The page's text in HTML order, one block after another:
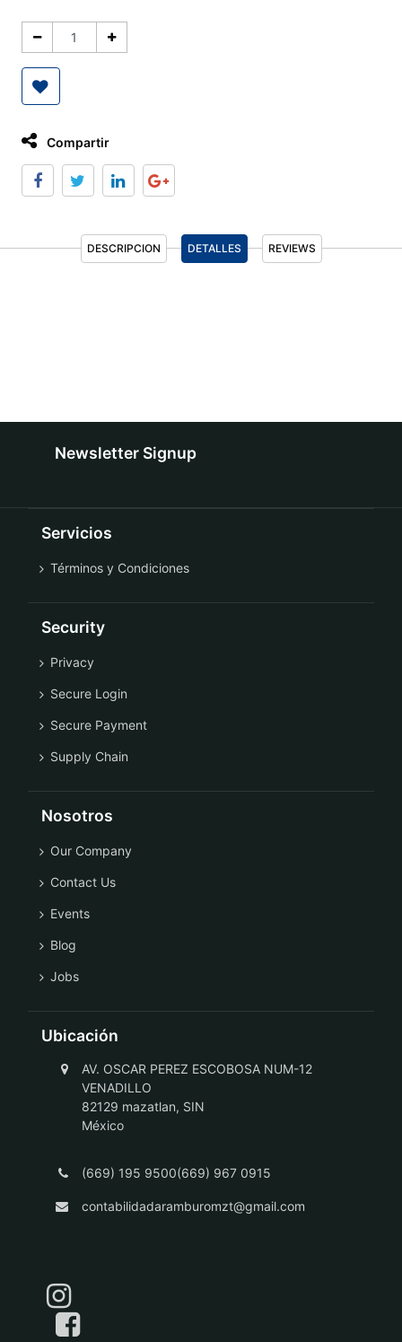
Compartir
DESCRIPCION DETALLES REVIEWS
Newsletter Signup
Servicios
Términos y Condiciones
Security
Privacy
Secure Login
Secure Payment
Supply Chain
Nosotros
Our Company
Contact Us
Events
Blog
Jobs
Ubicación
AV. OSCAR PEREZ ESCOBOSA NUM-12
VENADILLO
82129 mazatlan, SIN
México
(669) 195 9500(669) 967 0915
contabilidadaramburomzt@gmail.com